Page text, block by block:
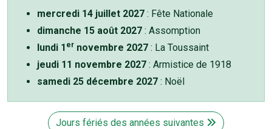
mercredi 14 juillet 2027 : Fête Nationale
dimanche 15 août 2027 : Assomption
lundi 1 er novembre 2027 : La Toussaint
jeudi 11 novembre 2027 : Armistice de 1918
samedi 25 décembre 2027 : Noël
Jours fériés des années suivantes